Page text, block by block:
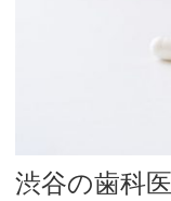
渋谷の歯科